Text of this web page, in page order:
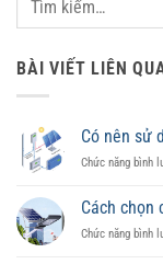
BÀI VIẾT LIÊN
Có nên sử
Chức năng bình
Cách chọn
Chức năng bình